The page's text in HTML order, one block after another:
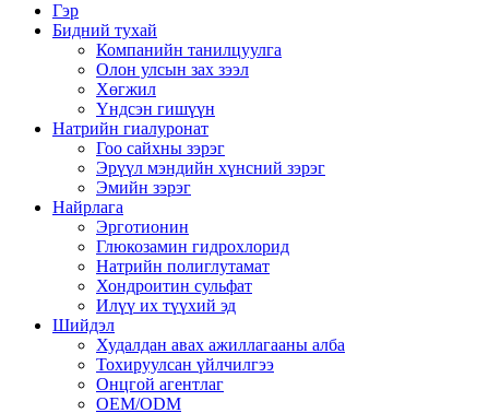
Гэр
Бидний тухай
Компанийн танилцуулга
Олон улсын зах зээл
Хөгжил
Үндсэн гишүүн
Натрийн гиалуронат
Гоо сайхны зэрэг
Эрүүл мэндийн хүнсний зэрэг
Эмийн зэрэг
Найрлага
Эрготионин
Глюкозамин гидрохлорид
Натрийн полиглутамат
Хондроитин сульфат
Илүү их түүхий эд
Шийдэл
Худалдан авах ажиллагааны алба
Тохируулсан үйлчилгээ
Онцгой агентлаг
OEM/ODM